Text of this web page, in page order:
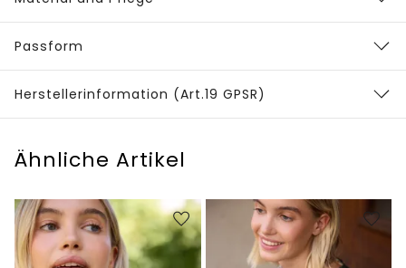
Passform
Herstellerinformation (Art.19 GPSR)
Ähnliche Artikel